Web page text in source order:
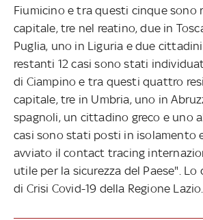
Fiumicino e tra questi cinque sono
capitale, tre nel reatino, due in
Puglia, uno in Liguria e due
restanti 12 casi sono stati
di Ciampino e tra questi quattro
capitale, tre in Umbria, uno in
spagnoli, un cittadino greco e uno
casi sono stati posti in isolamento
avviato il contact tracing
utile per la sicurezza del Paese".
di Crisi Covid-19 della Regione Lazio.